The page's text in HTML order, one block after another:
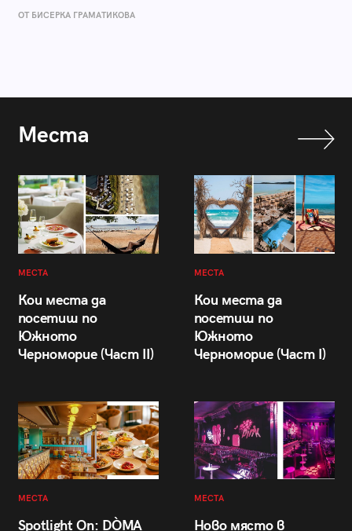
ОТ БИСЕРКА ГРАМАТИКОВА
Места
МЕСТА
Кои места да
посетиш по
Южното
Черноморие (Част II)
МЕСТА
Кои места да
посетиш по
Южното
Черноморие (Част I)
МЕСТА
Spotlight On: DÒMA
МЕСТА
Ново място в